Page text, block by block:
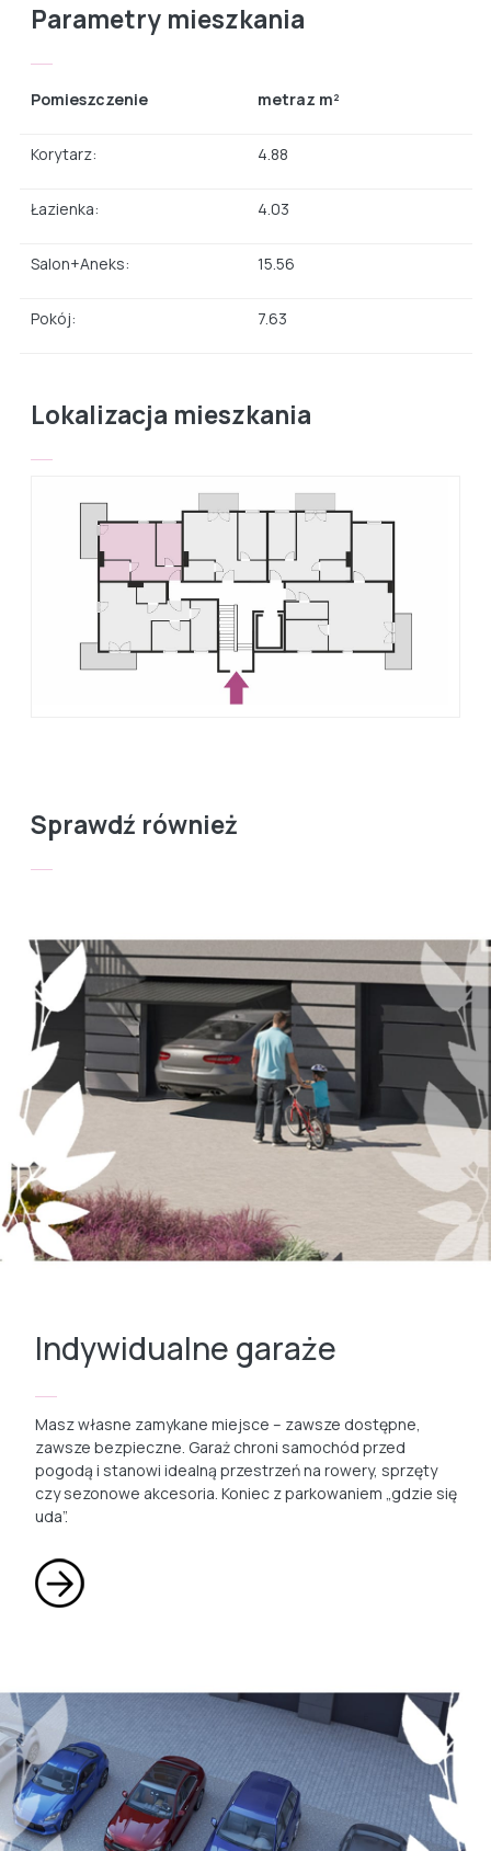
Parametry mieszkania
Pomieszczenie metraz m²
Korytarz: 4.88
Łazienka: 4.03
Salon+Aneks: 15.56
Pokój: 7.63
Lokalizacja mieszkania
Sprawdź również
Indywidualne garaże
Masz własne zamykane miejsce – zawsze dostępne,
zawsze bezpieczne. Garaż chroni samochód przed
pogodą i stanowi idealną przestrzeń na rowery, sprzęty
czy sezonowe akcesoria. Koniec z parkowaniem „gdzie się
uda”.